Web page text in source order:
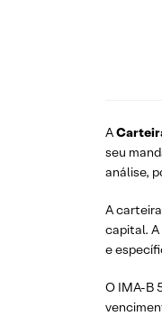
A
seu
análise,
A
capital.
e
O IMA-B